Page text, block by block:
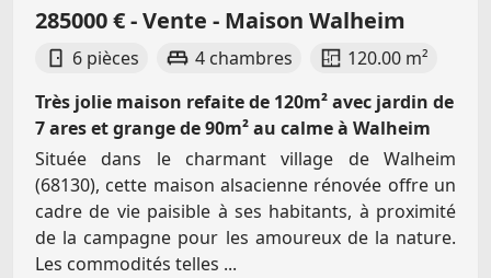
285000 € - Vente - Maison Walheim
6 pièces 4 chambres
120.00 m²
Très jolie maison refaite de 120m² avec jardin de
7 ares et grange de 90m² au calme à Walheim
Située dans le charmant village de Walheim
(68130), cette maison alsacienne rénovée offre un
cadre de vie paisible à ses habitants, à proximité
de la campagne pour les amoureux de la nature.
Les commodités telles ...